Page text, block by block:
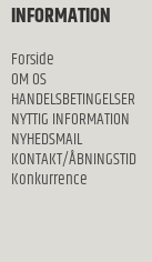
INFORMATION
Forside
OM OS
HANDELSBETINGELSER
NYTTIG INFORMATION
NYHEDSMAIL
KONTAKT/ÅBNINGSTID
Konkurrence